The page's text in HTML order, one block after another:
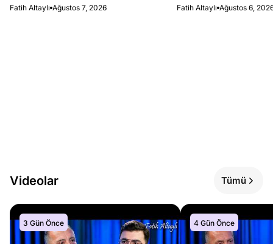
Fatih Altaylı Ağustos 7, 2026 Fatih Altaylı Ağustos 6,
Videolar Tümü
3 Gün Önce 4 Gün Önce